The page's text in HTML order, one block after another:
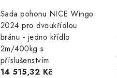
Sada pohonu NICE Wingo
2024 pro dvoukřídlou
bránu - jedno křídlo
2m/400kg s
příslušenstvím
14 515,32 Kč